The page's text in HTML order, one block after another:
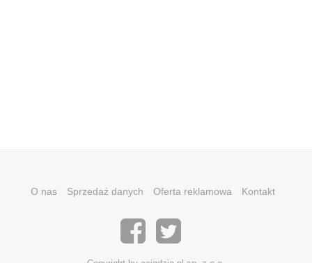
O nas Sprzedaż danych Oferta reklamowa Kontakt